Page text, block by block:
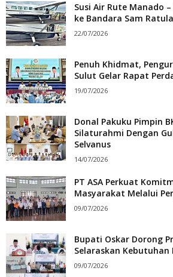
Susi Air Rute Manado
ke Bandara Sam
22/07/2026
Penuh Khidmat,
Sulut Gelar Rapat
19/07/2026
Donal Pakuku Pimpin
Silaturahmi Dengan
Selvanus
14/07/2026
PT ASA Perkuat
Masyarakat Melalui
09/07/2026
Bupati Oskar Dorong
Selaraskan
09/07/2026